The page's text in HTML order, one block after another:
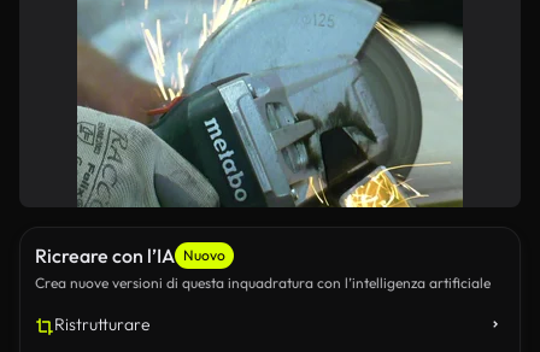
Ricreare con l’IA Nuovo
Crea nuove versioni di questa inquadratura con l’intelligenza artificiale
Ristrutturare